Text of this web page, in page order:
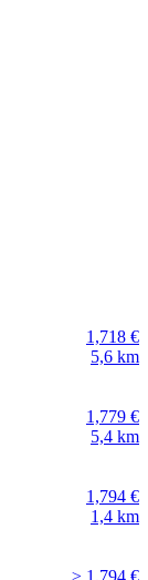
1,718 €
5,6 km
1,779 €
5,4 km
1,794 €
1,4 km
≥ 1,794 €